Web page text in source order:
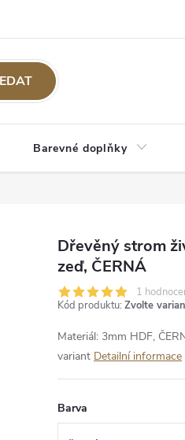
Barevné doplňky
Dřevěný strom
zeď, ČERNÁ
1
Kód produktu: Zvolte
Materiál: 3mm HDF,
variant Detailní informace
Barva